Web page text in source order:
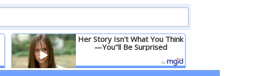
Her Story Isn't What You Think
—You''ll Be Surprised
Детальніше